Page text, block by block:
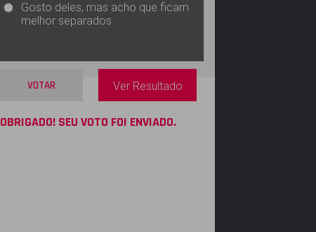
Gosto deles, mas acho que ficam
melhor separados
VOTAR Ver Resultado
OBRIGADO! SEU VOTO FOI ENVIADO.